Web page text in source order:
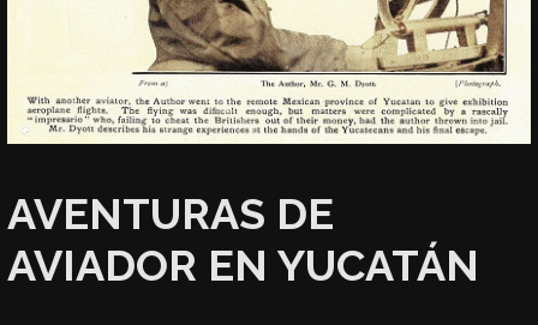
AVENTURAS DE
AVIADOR EN YUCATÁN